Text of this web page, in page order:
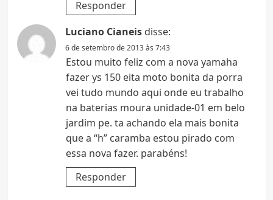
Responder
Luciano Cianeis disse:
6 de setembro de 2013 às 7:43
Estou muito feliz com a nova yamaha
fazer ys 150 eita moto bonita da porra
vei tudo mundo aqui onde eu trabalho
na baterias moura unidade-01 em belo
jardim pe. ta achando ela mais bonita
que a “h” caramba estou pirado com
essa nova fazer. parabéns!
Responder